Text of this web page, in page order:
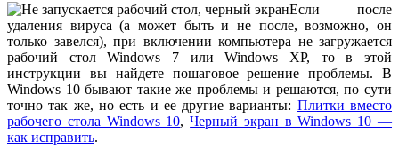
Если после
удаления вируса (а может быть и не после, возможно, он
только завелся), при включении компьютера не загружается
рабочий стол Windows 7 или Windows XP, то в этой
инструкции вы найдете пошаговое решение проблемы. В
Windows 10 бывают такие же проблемы и решаются, по сути
точно так же, но есть и ее другие варианты: Плитки вместо
рабочего стола Windows 10,Черный экран в Windows 10 —
как исправить.